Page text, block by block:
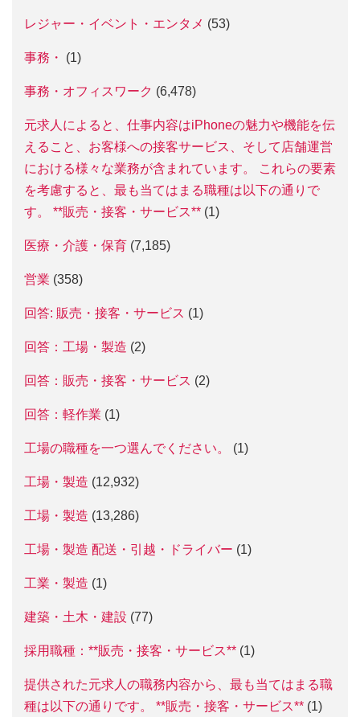
レジャー・イベント・エンタメ (53)
事務・ (1)
事務・オフィスワーク (6,478)
元求人によると、仕事内容はiPhoneの魅力や機能を伝
えること、お客様への接客サービス、そして店舗運営
における様々な業務が含まれています。 これらの要素
を考慮すると、最も当てはまる職種は以下の通りで
す。 **販売・接客・サービス** (1)
医療・介護・保育 (7,185)
営業 (358)
回答: 販売・接客・サービス (1)
回答：工場・製造 (2)
回答：販売・接客・サービス (2)
回答：軽作業 (1)
工場の職種を一つ選んでください。 (1)
工場・製造 (12,932)
工場・製造 (13,286)
工場・製造 配送・引越・ドライバー (1)
工業・製造 (1)
建築・土木・建設 (77)
採用職種：**販売・接客・サービス** (1)
提供された元求人の職務内容から、最も当てはまる職
種は以下の通りです。 **販売・接客・サービス** (1)